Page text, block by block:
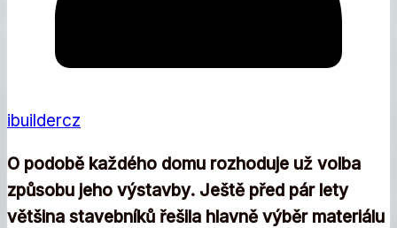
ibuildercz
O podobě každého domu rozhoduje už volba
způsobu jeho výstavby. Ještě před pár lety
většina stavebníků řešila hlavně výběr materiálu